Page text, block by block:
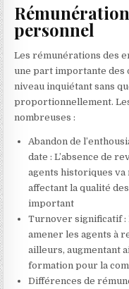
personnel
Les rémunérations des
une part importante des
niveau inquiétant sans
proportionnellement.
nombreuses :
Abandon de
date : L’absence de
agents historiques va
affectant la qualité
important
Turnover significatif :
amener les agents à
ailleurs, augmentant
formation pour la
Différences de